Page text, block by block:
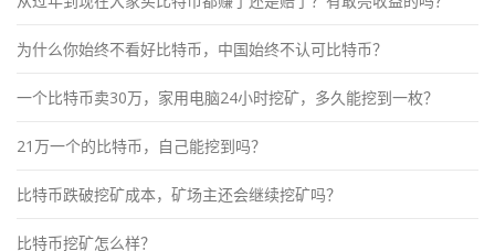
为什么你始终不看好比特币，中国始终不认可比特币？
一个比特币卖30万，家用电脑24小时挖矿，多久能挖到一枚？
21万一个的比特币，自己能挖到吗？
比特币跌破挖矿成本，矿场主还会继续挖矿吗？
比特币挖矿怎么样？